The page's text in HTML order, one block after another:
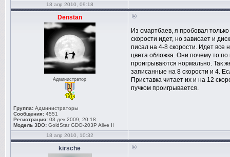
18 апр 2010, 09:18
Denstan
Администратор
Группа: Администраторы
Сообщения: 4551
Регистрация: 03 дек 2009, 20:18
Модель 3DO: GoldStar GDO-203P Alive II
Из смартбаев, я пробовал
скорости идет, но зависает и
писал на 4-8 скорости. Идет все
цвета обложка. Они почему то
проигрываются нормально. Так
записанные на 8 скорости и 4.
Приставка читает их и на 12
пучком проигрывается.
18 апр 2010, 10:32
kirsche